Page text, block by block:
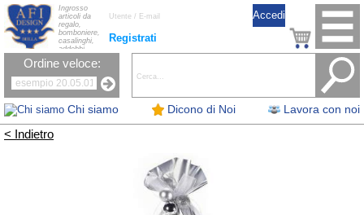
Chi siamo Dicono di Noi Lavora con noi
Registrati
Ingrosso
articoli da
regalo,
bomboniere,
casalinghi,
addobbi
natalizi, nastri,
oggettistica,
la tavola, fiori
artificiali e
candele.
Ordine veloce:
< Indietro